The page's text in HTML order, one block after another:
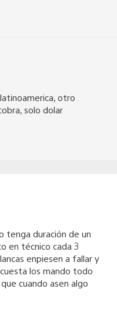
otro
solo dolar
tenga duración de un
en técnico cada 3
enpiesen a fallar y
los mando todo
cuando asen algo